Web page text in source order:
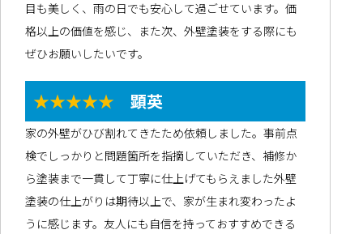
目も美しく、雨の日でも安心して過ごせています。価
格以上の価値を感じ、また次、外壁塗装をする際にも
ぜひお願いしたいです。
★★★★★ 顕英
家の外壁がひび割れてきたため依頼しました。事前点
検でしっかりと問題箇所を指摘していただき、補修か
ら塗装まで一貫して丁寧に仕上げてもらえました外壁
塗装の仕上がりは期待以上で、家が生まれ変わったよ
うに感じます。友人にも自信を持っておすすめできる